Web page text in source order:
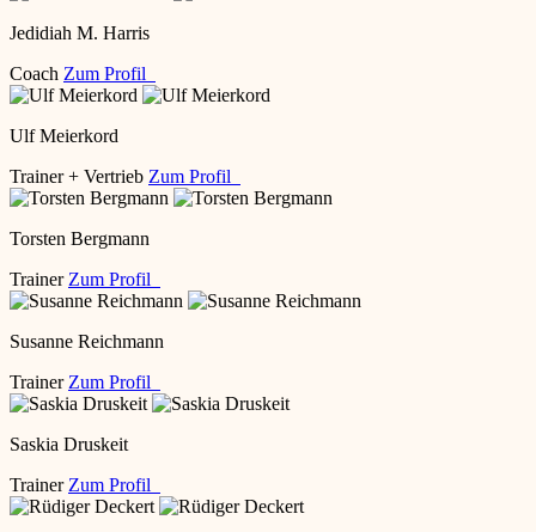
Jedidiah M. Harris
Coach Zum Profil
Ulf Meierkord
Trainer + Vertrieb Zum Profil
Torsten Bergmann
Trainer Zum Profil
Susanne Reichmann
Trainer Zum Profil
Saskia Druskeit
Trainer Zum Profil